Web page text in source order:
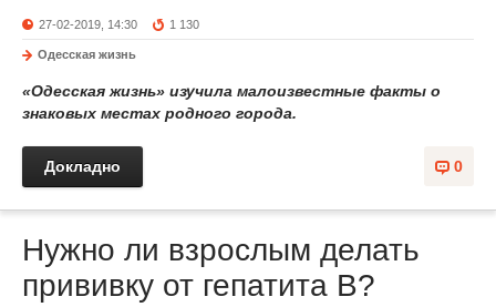
27-02-2019, 14:30 1 130
Одесская жизнь
«Одесская жизнь» изучила малоизвестные факты о
знаковых местах родного города.
0
Докладно
Нужно ли взрослым делать
прививку от гепатита В?